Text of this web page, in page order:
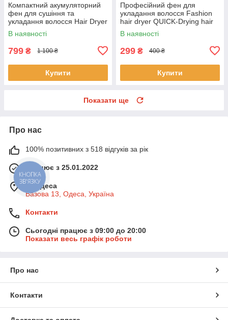
Компактний акумуляторний
фен для сушіння та
укладання волосся Hair Dryer
2600 mAh Бездротовий фен
потужністю
В наявності
799 ₴ 1 100 ₴
Купити
Професійний фен для
укладання волосся Fashion
hair dryer QUICK-Drying hair
care Фен для волосся на
1800 Вт
В наявності
299 ₴ 400 ₴
Купити
Показати ще
Про нас
100% позитивних з 518 відгуків за рік
Працює з 25.01.2022
м. Одеса
Базова 13, Одеса, Україна
Контакти
Сьогодні працює з 09:00 до 20:00
Показати весь графік роботи
Про нас
Контакти
КНОПКА
ЗВ'ЯЗКУ